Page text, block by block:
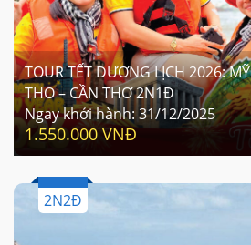
TOUR TẾT DƯƠNG LỊCH 2026: MỸ
THO – CẦN THƠ 2N1Đ
Ngay khởi hành:31/12/2025
1.550.000 VNĐ
2N2Đ